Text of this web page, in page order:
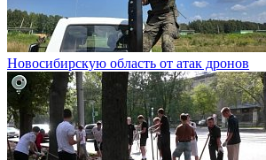
Новосибирскую область от атак дронов